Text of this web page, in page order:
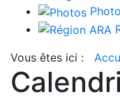
Vous êtes ici :